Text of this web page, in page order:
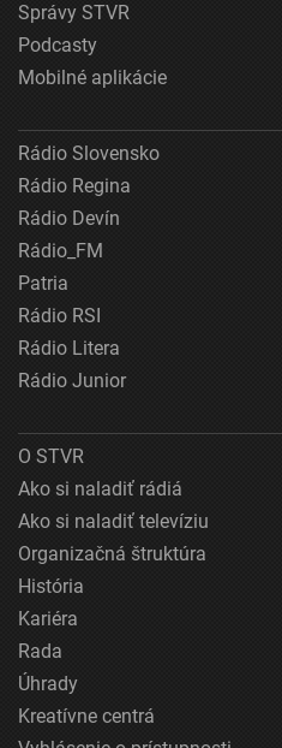
Správy STVR
Podcasty
Mobilné aplikácie
Rádio Slovensko
Rádio Regina
Rádio Devín
Rádio_FM
Patria
Rádio RSI
Rádio Litera
Rádio Junior
O STVR
Ako si naladiť rádiá
Ako si naladiť televíziu
Organizačná štruktúra
História
Kariéra
Rada
Úhrady
Kreatívne centrá